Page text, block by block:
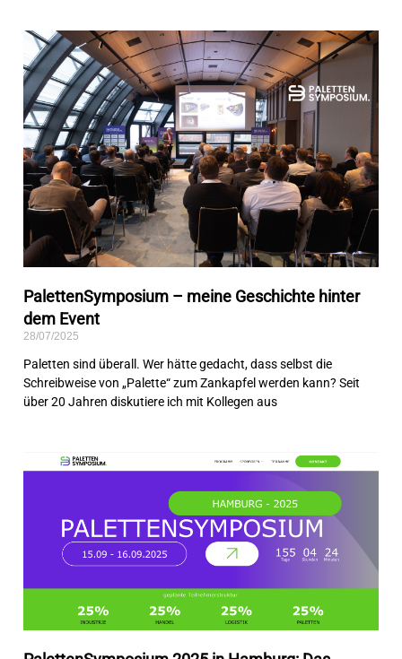
PalettenSymposium – meine Geschichte hinter
dem Event
28/07/2025
Paletten sind überall. Wer hätte gedacht, dass selbst die
Schreibweise von „Palette“ zum Zankapfel werden kann? Seit
über 20 Jahren diskutiere ich mit Kollegen aus